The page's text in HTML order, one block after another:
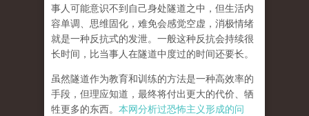
事人可能意识不到自己身处隧道之中，但生活内
容单调、思维固化，难免会感觉空虚，消极情绪
就是一种反抗式的发泄。一般这种反抗会持续很
长时间，比当事人在隧道中度过的时间还要长。
虽然隧道作为教育和训练的方法是一种高效率的
手段，但理应知道，最终将付出更大的代价、牺
牲更多的东西。 本网分析过恐怖主义形成的问